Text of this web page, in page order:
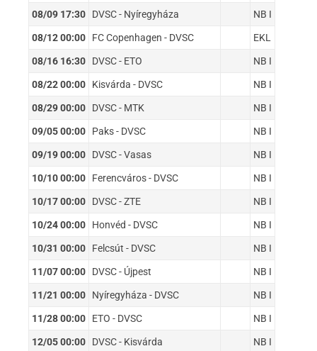
08/09 17:30 DVSC - Nyíregyháza NB I
08/12 00:00 FC Copenhagen - DVSC EKL
08/16 16:30 DVSC - ETO NB I
08/22 00:00 Kisvárda - DVSC NB I
08/29 00:00 DVSC - MTK NB I
09/05 00:00 Paks - DVSC NB I
09/19 00:00 DVSC - Vasas NB I
10/10 00:00 Ferencváros - DVSC NB I
10/17 00:00 DVSC - ZTE NB I
10/24 00:00 Honvéd - DVSC NB I
10/31 00:00 Felcsút - DVSC NB I
11/07 00:00 DVSC - Újpest NB I
11/21 00:00 Nyíregyháza - DVSC NB I
11/28 00:00 ETO - DVSC NB I
12/05 00:00 DVSC - Kisvárda NB I